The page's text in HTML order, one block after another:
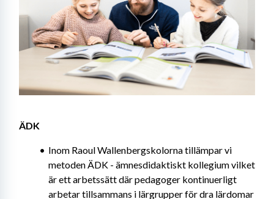
ÄDK
Inom Raoul Wallenbergskolorna tillämpar vi
metoden ÄDK - ämnesdidaktiskt kollegium vilket
är ett arbetssätt där pedagoger kontinuerligt
arbetar tillsammans i lärgrupper för dra lärdomar